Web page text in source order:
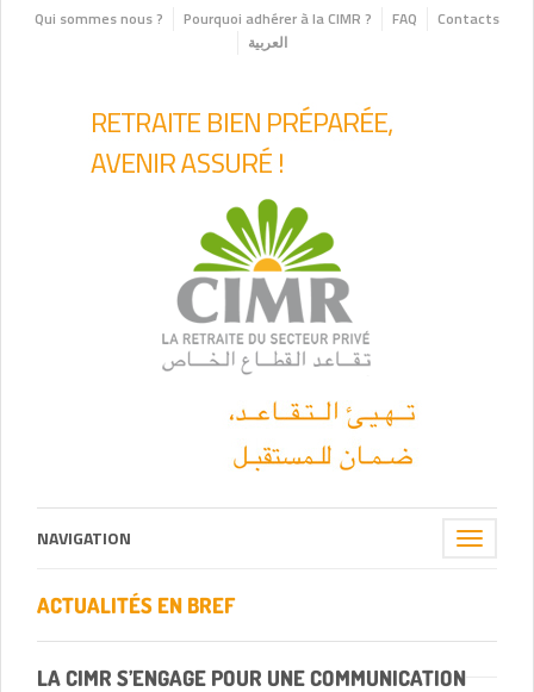
Qui sommes nous ? Pourquoi adhérer à la CIMR ? FAQ
Contacts
العربية
Toggle
NAVIGATION
ACTUALITÉS EN BREF
LA CIMR S’ENGAGE POUR UNE COMMUNICATION